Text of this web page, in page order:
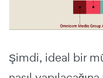
Şimdi, ideal bir